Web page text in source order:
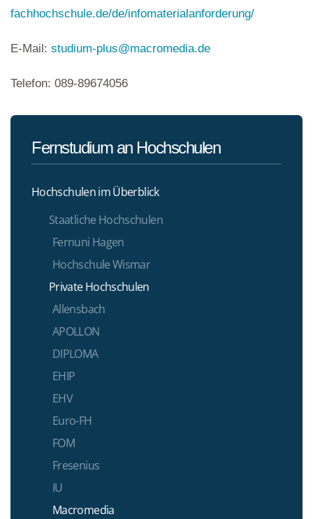
fachhochschule.de/de/infomaterialanforderung/
E-Mail: studium-plus@macromedia.de
Telefon: 089-89674056
Fernstudium an Hochschulen
Hochschulen im Überblick
Staatliche Hochschulen
Fernuni Hagen
Hochschule Wismar
Private Hochschulen
Allensbach
APOLLON
DIPLOMA
EHIP
EHV
Euro-FH
FOM
Fresenius
IU
Macromedia